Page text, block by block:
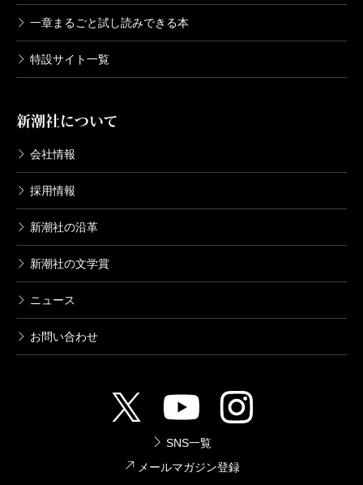
一章まるごと試し読みできる本
特設サイト一覧
新潮社について
会社情報
採用情報
新潮社の沿革
新潮社の文学賞
ニュース
お問い合わせ
SNS一覧
メールマガジン登録